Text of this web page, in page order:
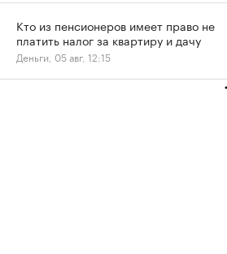
Кто из пенсионеров имеет право не
платить налог за квартиру и дачу
Деньги, 05 авг, 12:15